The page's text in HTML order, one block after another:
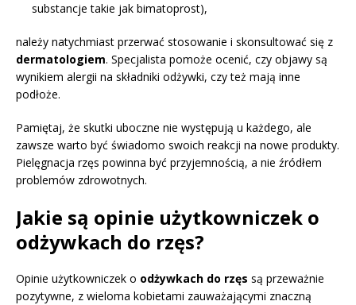
substancje takie jak bimatoprost),
należy natychmiast przerwać stosowanie i skonsultować się z
dermatologiem. Specjalista pomoże ocenić, czy objawy są
wynikiem alergii na składniki odżywki, czy też mają inne
podłoże.
Pamiętaj, że skutki uboczne nie występują u każdego, ale
zawsze warto być świadomo swoich reakcji na nowe produkty.
Pielęgnacja rzęs powinna być przyjemnością, a nie źródłem
problemów zdrowotnych.
Jakie są opinie użytkowniczek o
odżywkach do rzęs?
Opinie użytkowniczek o odżywkach do rzęs są przeważnie
pozytywne, z wieloma kobietami zauważającymi znaczną